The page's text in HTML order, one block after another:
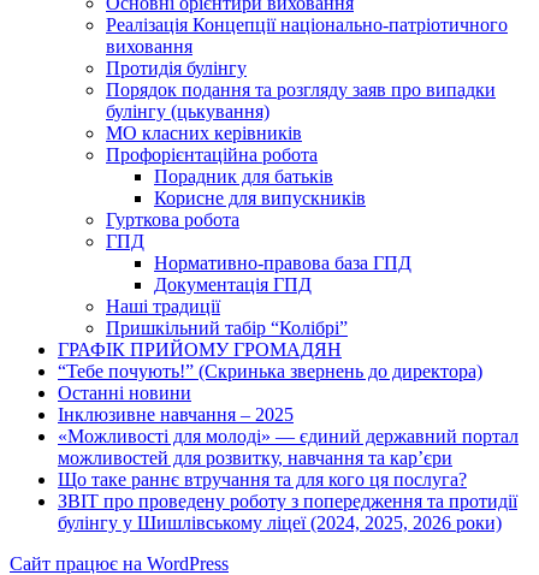
Реалізація Концепції національно-патріотичного
виховання
Протидія булінгу
Порядок подання та розгляду заяв про випадки
булінгу (цькування)
МО класних керівників
Профорієнтаційна робота
Порадник для батьків
Корисне для випускників
Гурткова робота
ГПД
Нормативно-правова база ГПД
Документація ГПД
Наші традиції
Пришкільний табір “Колібрі”
ГРАФІК ПРИЙОМУ ГРОМАДЯН
“Тебе почують!” (Скринька звернень до директора)
Останні новини
Інклюзивне навчання – 2025
«Можливості для молоді» — єдиний державний портал
можливостей для розвитку, навчання та кар’єри
Що таке раннє втручання та для кого ця послуга?
ЗВІТ про проведену роботу з попередження та протидії
булінгу у Шишлівському ліцеї (2024, 2025, 2026 роки)
Сайт працює на WordPress